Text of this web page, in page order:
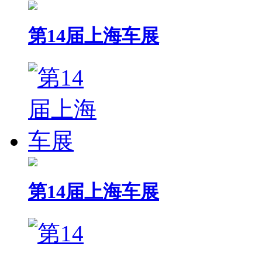
第14届上海车展
第14届上海车展